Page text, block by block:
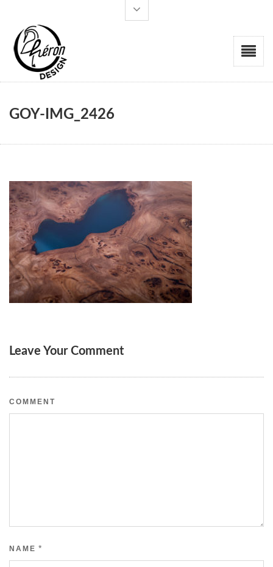
GOY-IMG_2426
Leave Your Comment
COMMENT
NAME *